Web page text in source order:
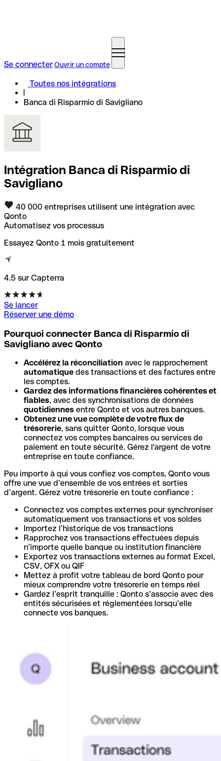
Se connecterOuvrir un compte
Toutes nos intégrations
Banca di Risparmio di Savigliano
Intégration Banca di Risparmio di
Savigliano
40 000 entreprises utilisent une intégration avec
Qonto
Automatisez vos processus
Essayez Qonto 1 mois gratuitement
4.5 sur Capterra
Se lancer
Réserver une démo
Pourquoi connecter Banca di Risparmio di
Savigliano avec Qonto
Accélérez la réconciliation avec le rapprochement
automatique des transactions et des factures entre
les comptes.
Gardez des informations financières cohérentes et
fiables, avec des synchronisations de données
quotidiennes entre Qonto et vos autres banques.
Obtenez une vue complète de votre flux de
trésorerie, sans quitter Qonto, lorsque vous
connectez vos comptes bancaires ou services de
paiement en toute sécurité. Gérez l'argent de votre
entreprise en toute confiance.
Peu importe à qui vous confiez vos comptes, Qonto vous
offre une vue d’ensemble de vos entrées et sorties
d’argent. Gérez votre trésorerie en toute confiance :
Connectez vos comptes externes pour synchroniser
automatiquement vos transactions et vos soldes
Importez l’historique de vos transactions
Rapprochez vos transactions effectuées depuis
n’importe quelle banque ou institution financière
Exportez vos transactions externes au format Excel,
CSV, OFX ou QIF
Mettez à profit votre tableau de bord Qonto pour
mieux comprendre votre trésorerie en temps réel
Gardez l’esprit tranquille : Qonto s’associe avec des
entités sécurisées et réglementées lorsqu’elle
connecte vos banques.